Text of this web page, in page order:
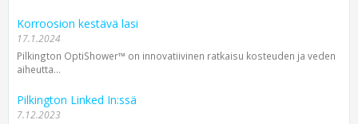
Korroosion kestävä lasi
17.1.2024
Pilkington OptiShower™ on innovatiivinen ratkaisu kosteuden ja veden
aiheutta...
Pilkington Linked In:ssä
7.12.2023